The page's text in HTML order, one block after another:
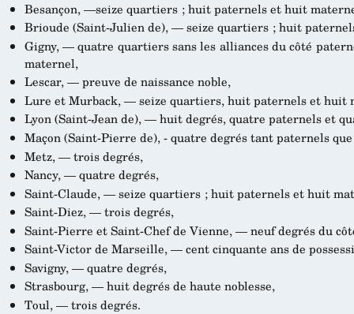
Besançon, —seize quartiers ; huit paternels et huit
Brioude (Saint-Julien de), — seize quartiers ; huit
Gigny, — quatre quartiers sans les alliances du côté
maternel,
Lescar, — preuve de naissance noble,
Lure et Murback, — seize quartiers, huit paternels et huit
Lyon (Saint-Jean de), — huit degrés, quatre paternels et
Maçon (Saint-Pierre de), - quatre degrés tant paternels
Metz, — trois degrés,
Nancy, — quatre degrés,
Saint-Claude, — seize quartiers ; huit paternels et huit
Saint-Diez, — trois degrés,
Saint-Pierre et Saint-Chef de Vienne, — neuf degrés du
Saint-Victor de Marseille, — cent cinquante ans de
Savigny, — quatre degrés,
Strasbourg, — huit degrés de haute noblesse,
Toul, — trois degrés.